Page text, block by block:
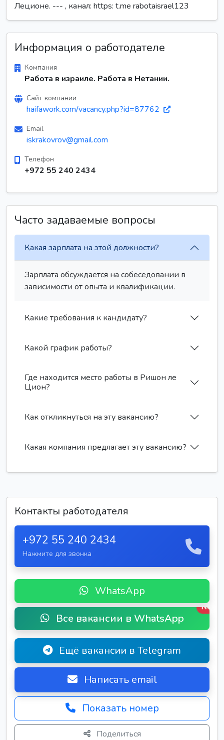
Леционе. --- , канал: https: t.me rabotaisrael123
Информация о работодателе
Компания
Работа в израиле. Работа в Нетании.
Сайт компании
haifawork.com/vacancy.php?id=87762
Email
iskrakovrov@gmail.com
Телефон
+972 55 240 2434
Часто задаваемые вопросы
Какая зарплата на этой должности?
Зарплата обсуждается на собеседовании в
зависимости от опыта и квалификации.
Какие требования к кандидату?
Какой график работы?
Где находится место работы в Ришон ле
Цион?
Как откликнуться на эту вакансию?
Какая компания предлагает эту вакансию?
Контакты работодателя
+972 55 240 2434
Нажмите для звонка
WhatsApp
Все вакансии в WhatsApp
New
Ещё вакансии в Telegram
Написать email
Показать номер
Поделиться